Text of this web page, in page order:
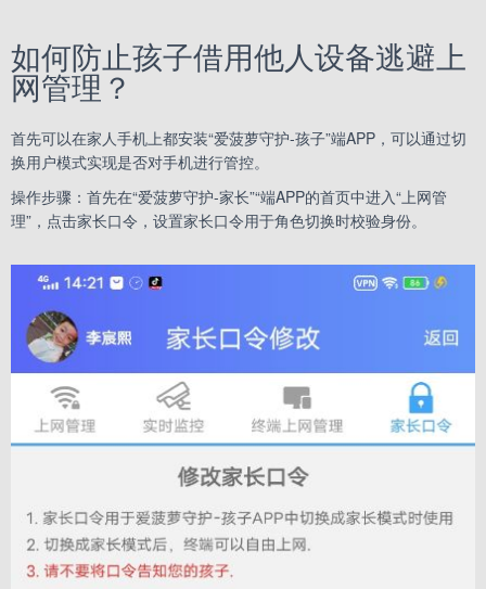
如何防止孩子借用他人设备逃避上
网管理？
首先可以在家人手机上都安装“爱菠萝守护-孩子”端APP，可以通过切
换用户模式实现是否对手机进行管控。
操作步骤：首先在“爱菠萝守护-家长”“端APP的首页中进入“上网管
理”，点击家长口令，设置家长口令用于角色切换时校验身份。